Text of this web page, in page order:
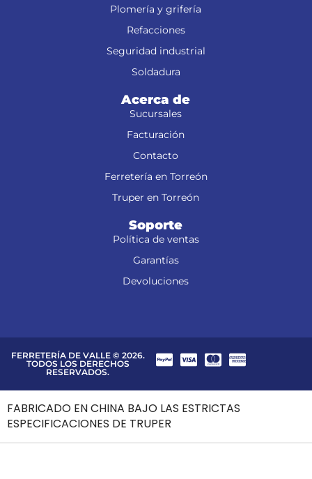
Plomería y grifería
Refacciones
Seguridad industrial
Soldadura
Acerca de
Sucursales
Facturación
Contacto
Ferretería en Torreón
Truper en Torreón
Soporte
Política de ventas
Garantías
Devoluciones
FERRETERÍA DE VALLE © 2026.
TODOS LOS DERECHOS
RESERVADOS.
FABRICADO EN CHINA BAJO LAS ESTRICTAS
ESPECIFICACIONES DE TRUPER